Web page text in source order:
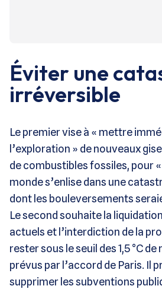
Éviter une
irréversible
Le premier vise à « mettre
l’exploration » de nouveaux
de combustibles fossiles, pour
monde s’enlise dans une
dont les bouleversements
Le second souhaite la
actuels et l’interdiction de la
rester sous le seuil des 1,5 °C
prévus par l’accord de Paris. Il
supprimer les subventions